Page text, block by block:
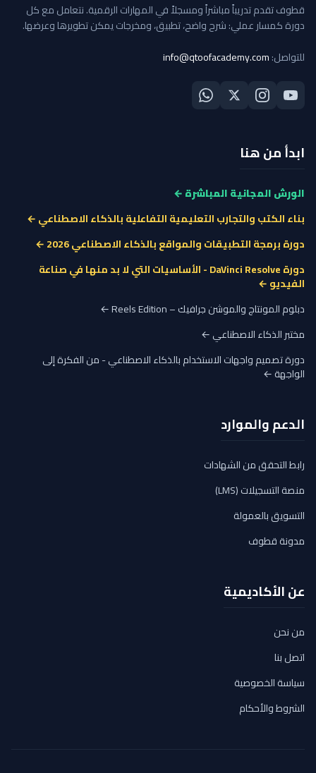
قطوف تقدم تدريباً مباشراً ومسجلاً في المهارات الرقمية. نتعامل مع كل
دورة كمسار عملي: شرح واضح، تطبيق، ومخرجات يمكن تطويرها وعرضها.
للتواصل:info@qtoofacademy.com
ابدأ من هنا
الورش المجانية المباشرة ←
بناء الكتب والتجارب التعليمية التفاعلية بالذكاء الاصطناعي ←
دورة برمجة التطبيقات والمواقع بالذكاء الاصطناعي 2026 ←
دورة DaVinci Resolve - الأساسيات التي لا بد منها في صناعة
الفيديو ←
دبلوم المونتاج والموشن جرافيك – Reels Edition ←
مختبر الذكاء الاصطناعي ←
دورة تصميم واجهات الاستخدام بالذكاء الاصطناعي - من الفكرة إلى
الواجهة ←
الدعم والموارد
رابط التحقق من الشهادات
منصة التسجيلات (LMS)
التسويق بالعمولة
مدونة قطوف
عن الأكاديمية
من نحن
اتصل بنا
سياسة الخصوصية
الشروط والأحكام